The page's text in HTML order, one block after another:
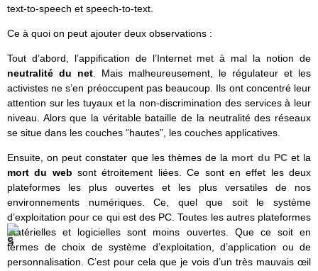
text-to-speech et speech-to-text.
Ce à quoi on peut ajouter deux observations :
Tout d’abord, l’appification de l’Internet met à mal la notion de
neutralité du net . Mais malheureusement, le régulateur et les
activistes ne s’en préoccupent pas beaucoup. Ils ont concentré leur
attention sur les tuyaux et la non-discrimination des services à leur
niveau. Alors que la véritable bataille de la neutralité des réseaux
se situe dans les couches “hautes”, les couches applicatives.
Ensuite, on peut constater que les thèmes de la mort du PCet la
mort du web sont étroitement liées. Ce sont en effet les deux
plateformes les plus ouvertes et les plus versatiles de nos
environnements numériques. Ce, quel que soit le système
d’exploitation pour ce qui est des PC. Toutes les autres plateformes
matérielles et logicielles sont moins ouvertes. Que ce soit en
termes de choix de système d’exploitation, d’application ou de
personnalisation. C’est pour cela que je vois d’un très mauvais œil